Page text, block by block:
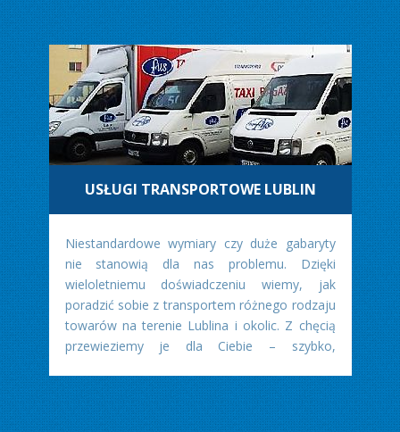
USŁUGI TRANSPORTOWE LUBLIN
Niestandardowe wymiary czy duże gabaryty
nie stanowią dla nas problemu. Dzięki
wieloletniemu doświadczeniu wiemy, jak
poradzić sobie z transportem różnego rodzaju
towarów na terenie Lublina i okolic. Z chęcią
przewieziemy je dla Ciebie – szybko,